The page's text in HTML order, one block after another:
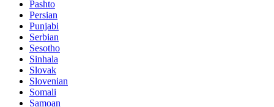
Pashto
Persian
Punjabi
Serbian
Sesotho
Sinhala
Slovak
Slovenian
Somali
Samoan